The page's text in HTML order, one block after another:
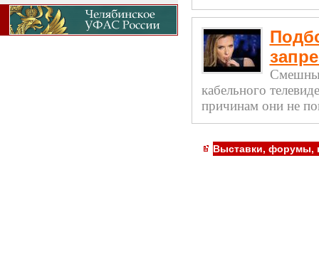
кабельного
причинам они не
Выставки, форумы,